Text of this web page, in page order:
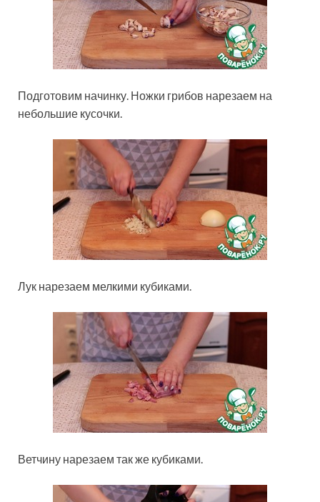
Подготовим начинку. Ножки грибов нарезаем на
небольшие кусочки.
Лук нарезаем мелкими кубиками.
Ветчину нарезаем так же кубиками.